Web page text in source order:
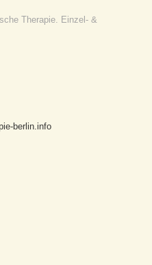
Therapie. Einzel- &
berlin.info